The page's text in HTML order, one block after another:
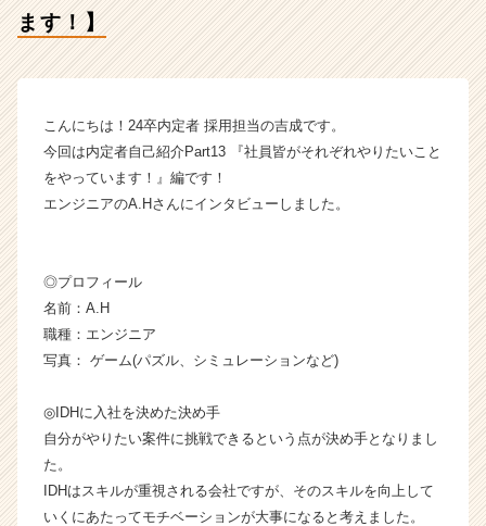
や
て
い
ま
す！】
イ
チ
タ
イ
ます！】
こんにちは！24卒内定者 採用担当の吉成です。
今回は内定者自己紹介Part13 『社員皆がそれぞれやりたいこと
をやっています！』編です！
エンジニアのA.Hさんにインタビューしました。
◎プロフィール
名前：A.H
職種：エンジニア
写真： ゲーム(パズル、シミュレーションなど)
◎IDHに入社を決めた決め手
自分がやりたい案件に挑戦できるという点が決め手となりまし
た。
IDHはスキルが重視される会社ですが、そのスキルを向上して
いくにあたってモチベーションが大事になると考えました。